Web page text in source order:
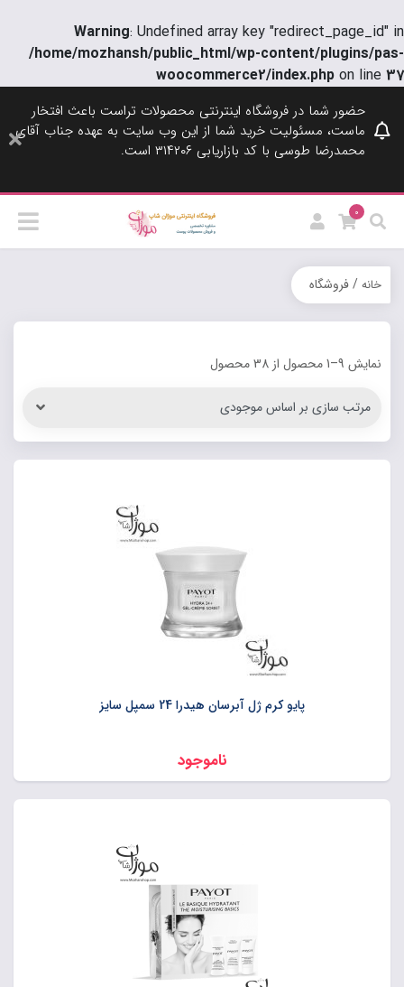
Warning: Undefined array key "redirect_page_id" in
/home/mozhansh/public_html/wp-content/plugins/pas-
woocommerce2/index.php on line 37
حضور شما در فروشگاه اینترنتی محصولات تراست باعث افتخار
ماست، مسئولیت خرید شما از این وب سایت به عهده جناب آقای
محمدرضا طوسی با کد بازاریابی ۳۱۴۲۰۶ است.
0
خانه/ فروشگاه
نمایش 9–1 محصول از 38 محصول
پایو کرم ژل آبرسان هیدرا 24 سمپل سایز
ناموجود